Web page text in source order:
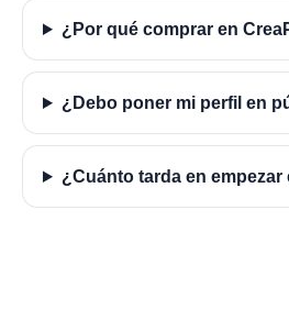
¿Por qué comprar en
¿Debo poner mi perfil en
¿Cuánto tarda en empezar